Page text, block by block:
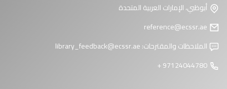
أبوظبي، الإمارات العربية المتحدة
الملاحظات والمقترحات:library_feedback@ecssr.ae